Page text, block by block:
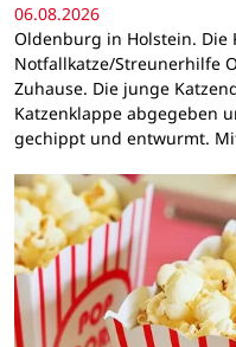
06.08.2026
Oldenburg in Holstein. Die
Notfallkatze/Streunerhilfe
Zuhause. Die junge
Katzenklappe abgegeben
gechippt und entwurmt.